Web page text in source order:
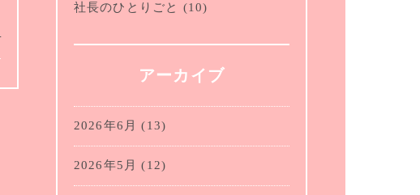
社長のひとりごと (10)
アーカイブ
2026年6月 (13)
2026年5月 (12)